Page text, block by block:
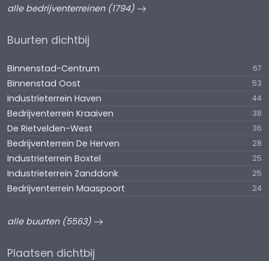
alle bedrijventerreinen (1794)
Buurten dichtbij
Binnenstad-Centrum 67
Binnenstad Oost 53
Industrieterrein Haven 44
Bedrijventerrein Kraaiven 38
De Rietvelden-West 36
Bedrijventerrein De Herven 28
Industrieterrein Boxtel 25
Industrieterrein Zanddonk 25
Bedrijventerrein Maaspoort 24
alle buurten (5563)
Plaatsen dichtbij